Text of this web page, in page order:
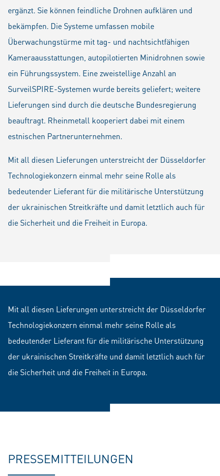
ergänzt. Sie können feindliche Drohnen aufklären und
bekämpfen. Die Systeme umfassen mobile
Überwachungstürme mit tag- und nachtsichtfähigen
Kameraausstattungen, autopilotierten Minidrohnen sowie
ein Führungssystem. Eine zweistellige Anzahl an
SurveilSPIRE-Systemen wurde bereits geliefert; weitere
Lieferungen sind durch die deutsche Bundesregierung
beauftragt. Rheinmetall kooperiert dabei mit einem
estnischen Partnerunternehmen.
Mit all diesen Lieferungen unterstreicht der Düsseldorfer
Technologiekonzern einmal mehr seine Rolle als
bedeutender Lieferant für die militärische Unterstützung
der ukrainischen Streitkräfte und damit letztlich auch für
die Sicherheit und die Freiheit in Europa.
Mit all diesen Lieferungen unterstreicht der Düsseldorfer
Technologiekonzern einmal mehr seine Rolle als
bedeutender Lieferant für die militärische Unterstützung
der ukrainischen Streitkräfte und damit letztlich auch für
die Sicherheit und die Freiheit in Europa.
PRESSEMITTEILUNGEN